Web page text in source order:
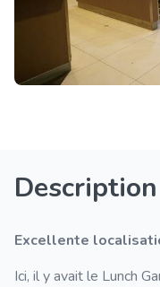
Description
Excellente
Ici, il y avait le Lunch